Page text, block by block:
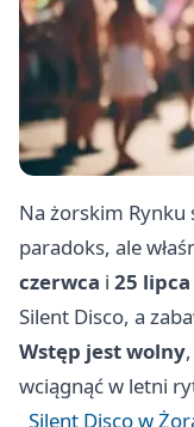
Na żorskim Rynku
paradoks, ale
czerwca i 25 lipca
Silent Disco, a
Wstęp jest wolny
wciągnąć w letni
Silent Disco w